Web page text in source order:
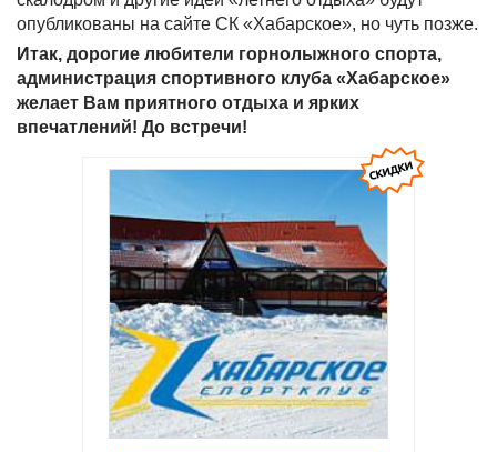
опубликованы на сайте СК «Хабарское», но чуть позже.
Итак, дорогие любители горнолыжного спорта,
администрация спортивного клуба «Хабарское»
желает Вам приятного отдыха и ярких
впечатлений! До встречи!